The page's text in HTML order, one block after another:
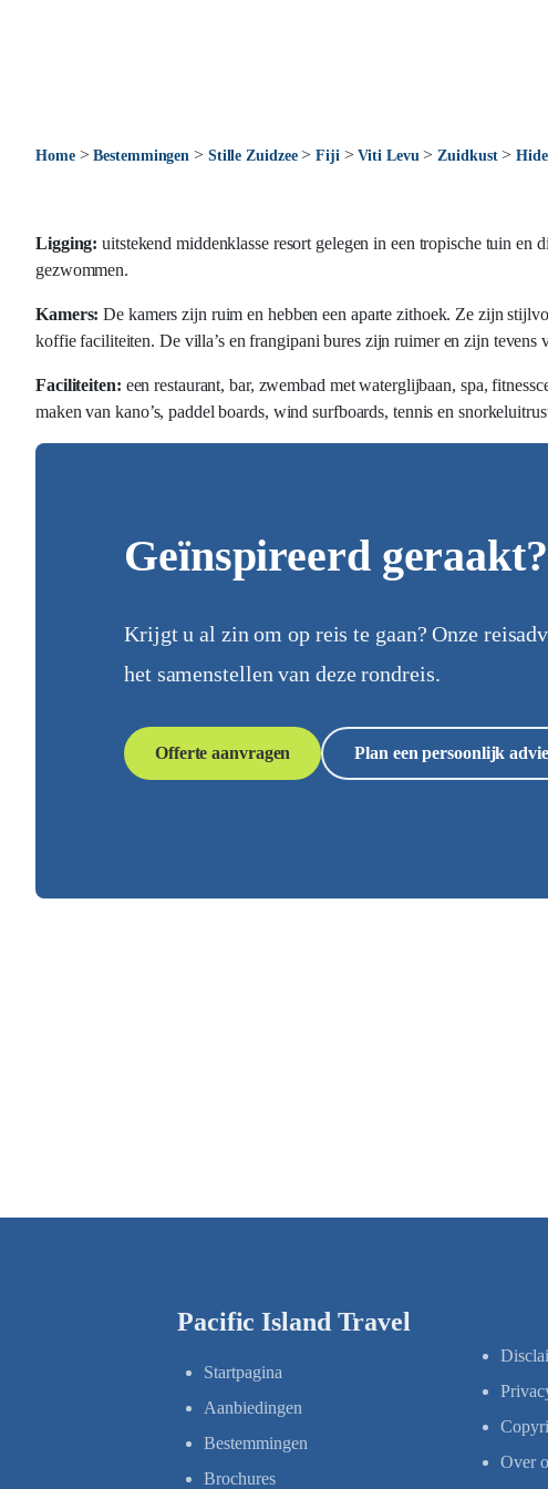
Home>Bestemmingen > Stille Zuidzee>Fiji >Viti Levu > Zuidkust>
Ligging: uitstekend middenklasse resort gelegen in een tropische tuin
gezwommen.
Kamers: De kamers zijn ruim en hebben een aparte zithoek. Ze zijn
koffie faciliteiten. De villa’s en frangipani bures zijn ruimer en zijn tevens
Faciliteiten: een restaurant, bar, zwembad met waterglijbaan, spa,
maken van kano’s, paddel boards, wind surfboards, tennis en
Geïnspireerd geraakt?
Krijgt u al zin om op reis te gaan? Onze
het samenstellen van deze rondreis.
Offerte aanvragen Plan een persoonlijk
Pacific Island Travel
Startpagina
Aanbiedingen
Bestemmingen
Brochures
Over